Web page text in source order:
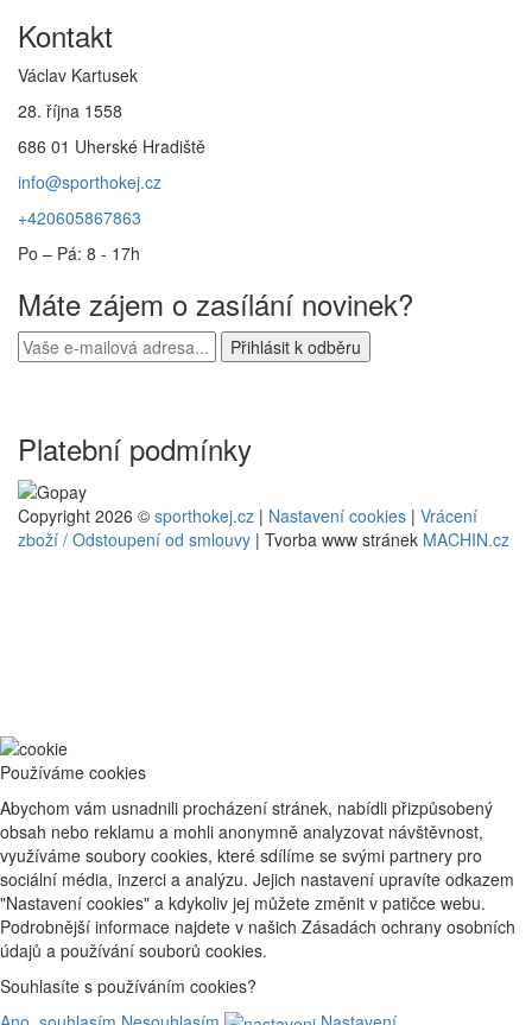
Kontakt
Václav Kartusek
28. října 1558
686 01 Uherské Hradiště
info@sporthokej.cz
+420605867863
Po – Pá: 8 - 17h
Máte zájem o zasílání novinek?
Platební podmínky
Copyright 2026 © sporthokej.cz | Nastavení cookies | Vrácení
zboží / Odstoupení od smlouvy | Tvorba www stránek MACHIN.cz
Používáme cookies
Abychom vám usnadnili procházení stránek, nabídli přizpůsobený
obsah nebo reklamu a mohli anonymně analyzovat návštěvnost,
využíváme soubory cookies, které sdílíme se svými partnery pro
sociální média, inzerci a analýzu. Jejich nastavení upravíte odkazem
"Nastavení cookies" a kdykoliv jej můžete změnit v patičce webu.
Podrobnější informace najdete v našich Zásadách ochrany osobních
údajů a používání souborů cookies.
Souhlasíte s používáním cookies?